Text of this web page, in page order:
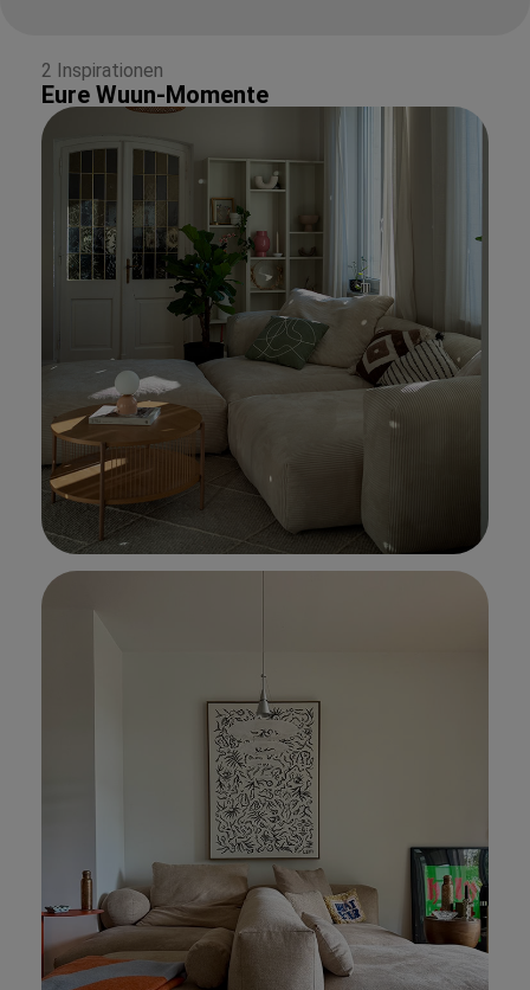
2 Inspirationen
Eure Wuun-Momente